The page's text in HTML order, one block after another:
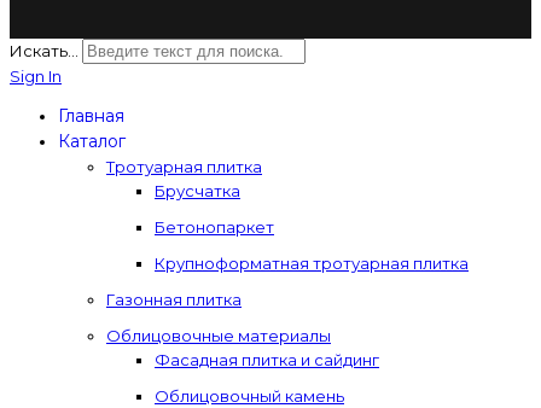
Искать...
Sign In
Главная
Каталог
Тротуарная плитка
Брусчатка
Бетонопаркет
Крупноформатная тротуарная плитка
Газонная плитка
Облицовочные материалы
Фасадная плитка и сайдинг
Облицовочный камень